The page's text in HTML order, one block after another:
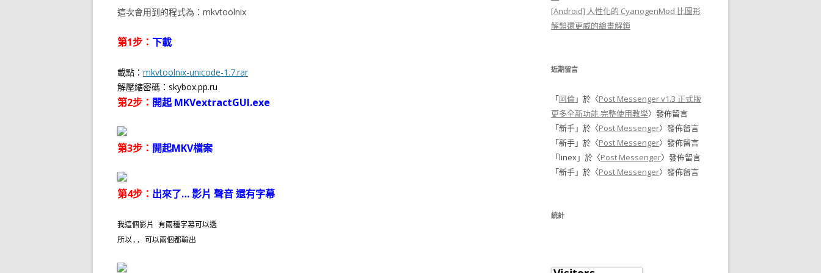
這次會用到的程式為：mkvtoolnix
第1步： 下載
載點： mkvtoolnix-unicode-1.7.rar
解壓縮密碼：skybox.pp.ru
第2步： 開起 MKVextractGUI.exe
第3步： 開起MKV檔案
第4步： 出來了… 影片 聲音 還有字幕
我這個影片 有兩種字幕可以選
所以.. 可以兩個都輸出
[Android] 人性化的 CyanogenMod 比圖形
解鎖還更威的繪畫解鎖
近期留言
「阿倫」於〈Post Messenger v1.3 正式版
更多全新功能 完整使用教學〉發佈留言
「新手」於〈Post Messenger〉發佈留言
「新手」於〈Post Messenger〉發佈留言
「linex」於〈Post Messenger〉發佈留言
「新手」於〈Post Messenger〉發佈留言
統計